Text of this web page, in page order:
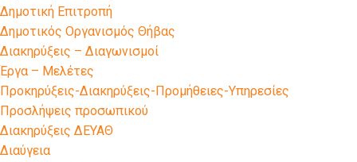
Δημοτική Επιτροπή
Δημοτικός Οργανισμός Θήβας
Διακηρύξεις – Διαγωνισμοί
Έργα – Μελέτες
Προκηρύξεις-Διακηρύξεις-Προμήθειες-Υπηρεσίες
Προσλήψεις προσωπικού
Διακηρύξεις ΔΕΥΑΘ
Διαύγεια